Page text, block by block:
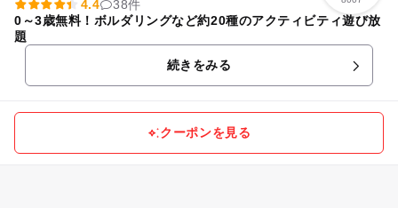
4.4
38件
0～3歳無料！ボルダリングなど約20種のアクティビティ遊び放
題
続きをみる
クーポンを見る